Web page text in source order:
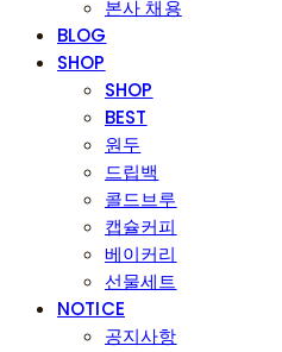
본사 채용
BLOG
SHOP
SHOP
BEST
원두
드립백
콜드브루
캡슐커피
베이커리
선물세트
NOTICE
공지사항